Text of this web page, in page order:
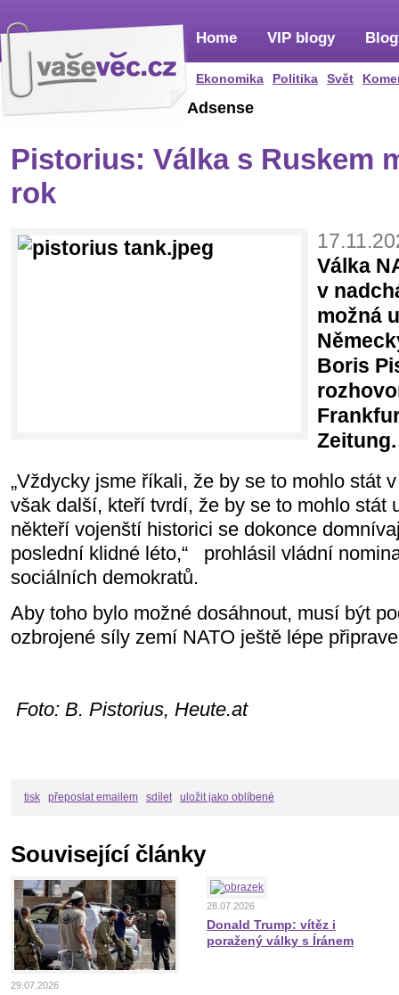
Home
Ekonomika Politika Svět
VIP blogy
Adsense
Pistorius: Válka s Ruskem
rok
Válka
v
možná
Boris
Zeitung.
„Vždycky jsme říkali, že by se to mohlo stát
však další, kteří tvrdí, že by se to mohlo stát
někteří vojenští historici se dokonce
poslední klidné léto,“ prohlásil vládní
sociálních demokratů.
Aby toho bylo možné dosáhnout, musí být
ozbrojené síly zemí NATO ještě lépe
Foto: B. Pistorius, Heute.at
tisk přeposlat emailem sdílet uložit jako oblíbené
Související články
29.07.2026
28.07.2026
Donald Trump: vítěz i
poražený války s Íránem